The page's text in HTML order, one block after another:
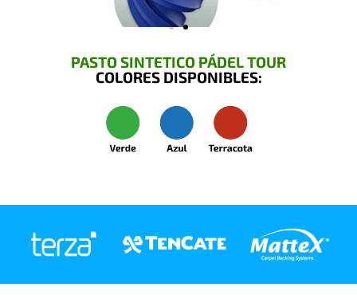
PASTO SINTETICO PÁDEL TOUR
COLORES DISPONIBLES: